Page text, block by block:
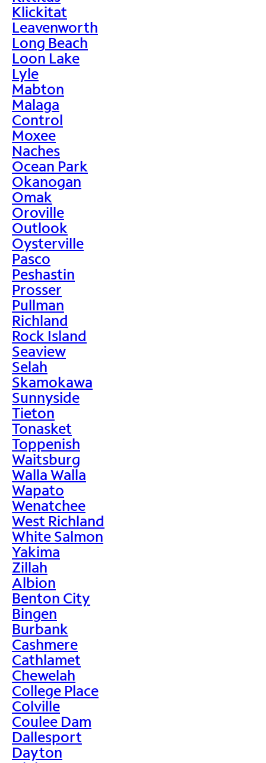
Klickitat
Leavenworth
Long Beach
Loon Lake
Lyle
Mabton
Malaga
Control
Moxee
Naches
Ocean Park
Okanogan
Omak
Oroville
Outlook
Oysterville
Pasco
Peshastin
Prosser
Pullman
Richland
Rock Island
Seaview
Selah
Skamokawa
Sunnyside
Tieton
Tonasket
Toppenish
Waitsburg
Walla Walla
Wapato
Wenatchee
West Richland
White Salmon
Yakima
Zillah
Albion
Benton City
Bingen
Burbank
Cashmere
Cathlamet
Chewelah
College Place
Colville
Coulee Dam
Dallesport
Dayton